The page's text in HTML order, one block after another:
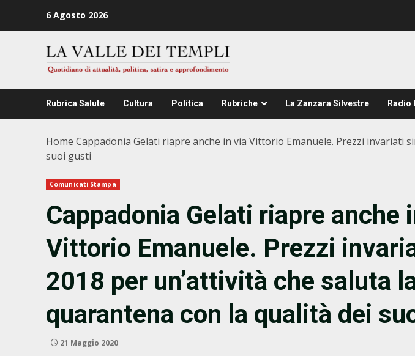
6 Agosto 2026
Rubrica Salute Cultura Politica Rubriche La Zanzara Silvestre Radio
Home Cappadonia Gelati riapre anche in via Vittorio Emanuele. Prezzi invariati
suoi gusti
Comunicati Stampa
Cappadonia Gelati riapre anche
Vittorio Emanuele. Prezzi
2018 per un’attività che saluta
quarantena con la qualità dei
21 Maggio 2020